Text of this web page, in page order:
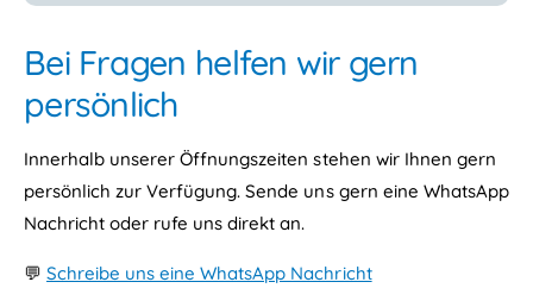
Bei Fragen helfen wir gern
persönlich
Innerhalb unserer Öffnungszeiten stehen wir Ihnen gern
persönlich zur Verfügung. Sende uns gern eine WhatsApp
Nachricht oder rufe uns direkt an.
💬Schreibe uns eine WhatsApp Nachricht